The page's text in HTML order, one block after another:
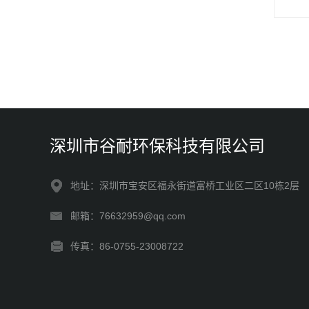
深圳市谷耐环保科技有限公司
地址：深圳市宝安区福永街道富桥工业区二区10栋2层
邮箱：76632959@qq.com
传真：86-0755-23008722